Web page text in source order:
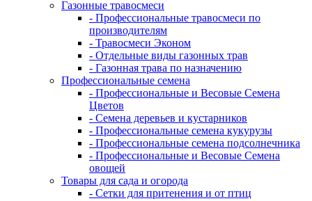
Газонные травосмеси
- Профессиональные травосмеси по
производителям
- Травосмеси Эконом
- Отдельные виды газонных трав
- Газонная трава по назначению
Профессиональные семена
- Профессиональные и Весовые Семена
Цветов
- Семена деревьев и кустарников
- Профессиональные семена кукурузы
- Профессиональные семена подсолнечника
- Профессиональные и Весовые Семена
овощей
Товары для сада и огорода
- Сетки для притенения и от птиц